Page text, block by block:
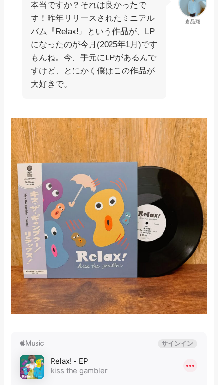
倉品翔
本当ですか？それは良かったで
す！昨年リリースされたミニアル
バム『Relax!』という作品が、LP
になったのが今月(2025年1月)です
もんね。今、手元にLPがあるんで
すけど、とにかく僕はこの作品が
大好きで。